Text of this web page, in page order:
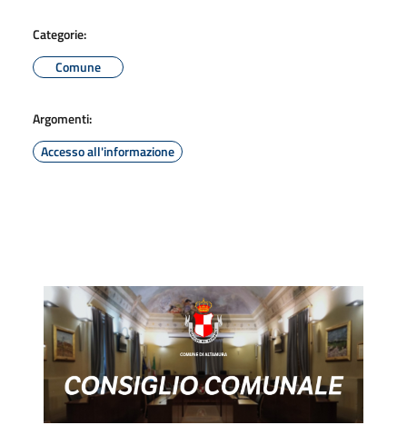
Categorie:
Comune
Argomenti:
Accesso all'informazione